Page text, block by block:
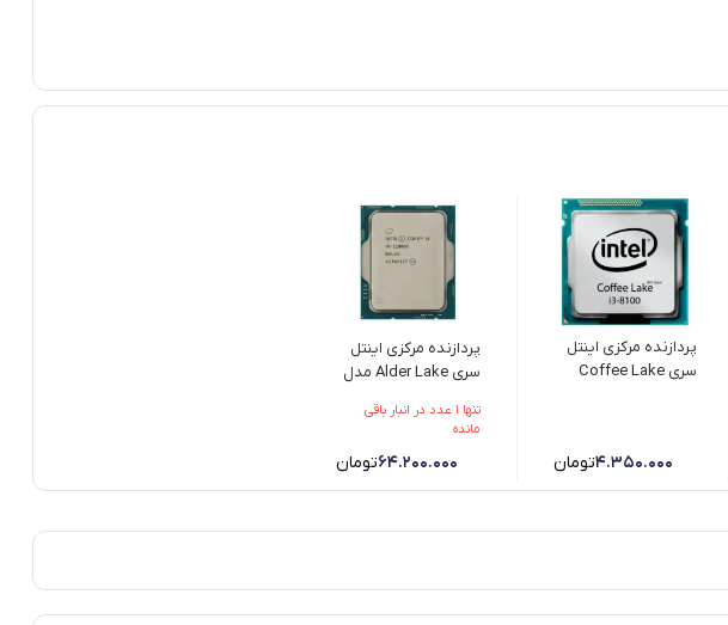
پردازنده مرکزی اینتل
سری Coffee Lake
4.350.000تومان
پردازنده مرکزی اینتل
سری Alder Lake مدل
شده (POLD)تنها 1 عدد در انبار باقی
مانده
64.200.000تومان